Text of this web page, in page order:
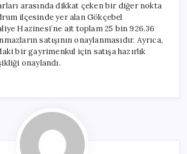
arasında dikkat çeken bir diğer nokta
ilçesinde yer alan Gökçebel
Hazinesi’ne ait toplam 25 bin 926.36
satışının onaylanmasıdır. Ayrıca,
bir gayrimenkul için satışa hazırlık
onaylandı.